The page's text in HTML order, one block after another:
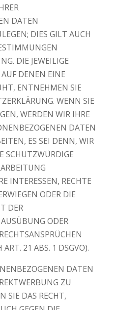
DATEN
DIES GILT AUCH
DIE JEWEILIGE
DENEN EINE
ENTNEHMEN SIE
WENN SIE
WERDEN WIR IHRE
DATEN
ES SEI DENN, WIR
SCHUTZWÜRDIGE
INTERESSEN, RECHTE
ODER DIE
DER
ODER
21 ABS. 1 DSGVO).
DATEN
ZU
SIE DAS RECHT,